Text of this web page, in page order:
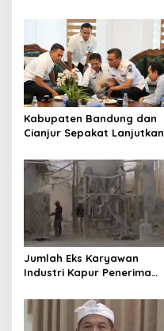
Ekonomi
Kabupaten Bandung dan
Cianjur Sepakat Lanjutkan
Percepat Pertumbuhan
Ekonomi Daerah
Jumlah Eks Karyawan
Industri Kapur Penerima
Bertambah, KDM: Kita
Identifikasi